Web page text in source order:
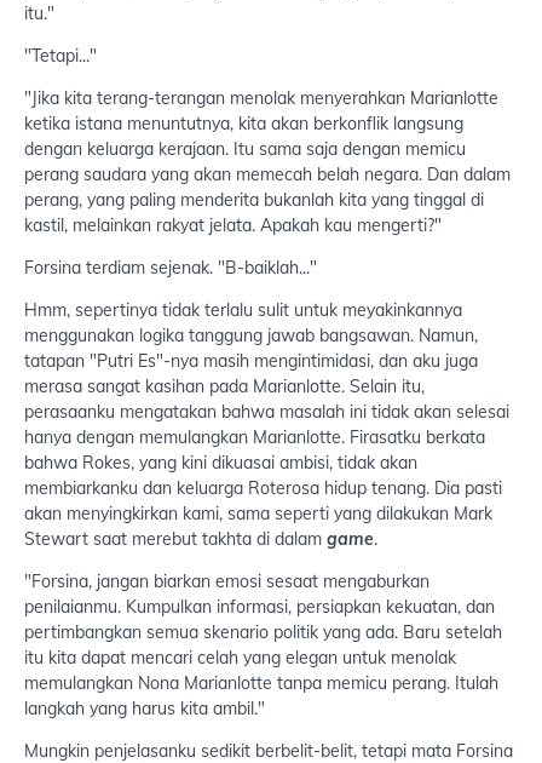
itu."
"Tetapi..."
"Jika kita terang-terangan menolak menyerahkan Marianlotte
ketika istana menuntutnya, kita akan berkonflik langsung
dengan keluarga kerajaan. Itu sama saja dengan memicu
perang saudara yang akan memecah belah negara. Dan dalam
perang, yang paling menderita bukanlah kita yang tinggal di
kastil, melainkan rakyat jelata. Apakah kau mengerti?"
Forsina terdiam sejenak. "B-baiklah..."
Hmm, sepertinya tidak terlalu sulit untuk meyakinkannya
menggunakan logika tanggung jawab bangsawan. Namun,
tatapan "Putri Es"-nya masih mengintimidasi, dan aku juga
merasa sangat kasihan pada Marianlotte. Selain itu,
perasaanku mengatakan bahwa masalah ini tidak akan selesai
hanya dengan memulangkan Marianlotte. Firasatku berkata
bahwa Rokes, yang kini dikuasai ambisi, tidak akan
membiarkanku dan keluarga Roterosa hidup tenang. Dia pasti
akan menyingkirkan kami, sama seperti yang dilakukan Mark
Stewart saat merebut takhta di dalam game.
"Forsina, jangan biarkan emosi sesaat mengaburkan
penilaianmu. Kumpulkan informasi, persiapkan kekuatan, dan
pertimbangkan semua skenario politik yang ada. Baru setelah
itu kita dapat mencari celah yang elegan untuk menolak
memulangkan Nona Marianlotte tanpa memicu perang. Itulah
langkah yang harus kita ambil."
Mungkin penjelasanku sedikit berbelit-belit, tetapi mata Forsina